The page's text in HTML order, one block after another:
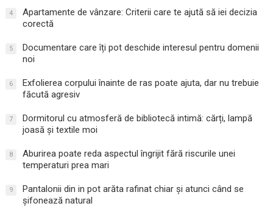
4
Apartamente de vânzare: Criterii care te ajută să iei decizia
corectă
5
Documentare care îți pot deschide interesul pentru domenii
noi
6
Exfolierea corpului înainte de ras poate ajuta, dar nu trebuie
făcută agresiv
7
Dormitorul cu atmosferă de bibliotecă intimă: cărți, lampă
joasă și textile moi
8
Aburirea poate reda aspectul îngrijit fără riscurile unei
temperaturi prea mari
9
Pantalonii din in pot arăta rafinat chiar și atunci când se
șifonează natural